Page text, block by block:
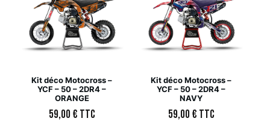
Kit déco Motocross –
YCF – 50 – 2DR4 –
ORANGE
59,00€ TTC
Kit déco Motocross –
YCF – 50 – 2DR4 –
NAVY
59,00€ TTC